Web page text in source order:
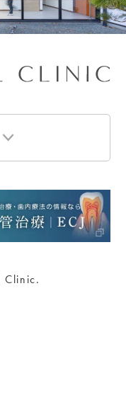
Clinic.